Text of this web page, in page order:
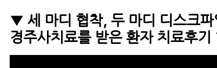
▼ 세 마디 협착, 두 마디 디스크
경주사치료를 받은 환자 치료후